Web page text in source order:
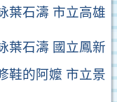
葉石濤 市立高雄
葉石濤 國立鳳新
鞋的阿嬤 市立景